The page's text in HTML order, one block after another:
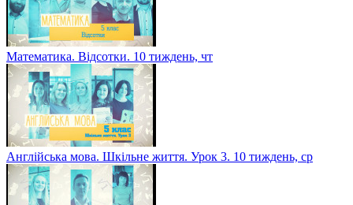
Математика. Відсотки. 10 тиждень, чт
Англійська мова. Шкільне життя. Урок 3. 10 тиждень, ср